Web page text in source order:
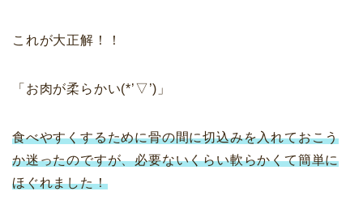
これが大正解！！
「お肉が柔らかい(*’▽’)」
食べやすくするために骨の間に切込みを入れておこう
か迷ったのですが、必要ないくらい軟らかくて簡単に
ほぐれました！